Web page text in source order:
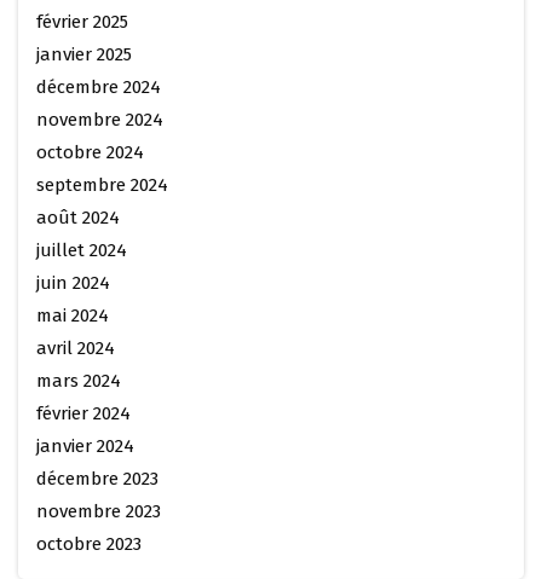
février 2025
janvier 2025
décembre 2024
novembre 2024
octobre 2024
septembre 2024
août 2024
juillet 2024
juin 2024
mai 2024
avril 2024
mars 2024
février 2024
janvier 2024
décembre 2023
novembre 2023
octobre 2023